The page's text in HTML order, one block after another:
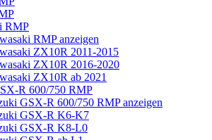
RMP
RMP anzeigen
ZX10R 2011-2015
ZX10R 2016-2020
ZX10R ab 2021
R 600/750 RMP
GSX-R 600/750 RMP anzeigen
GSX-R K6-K7
GSX-R K8-L0